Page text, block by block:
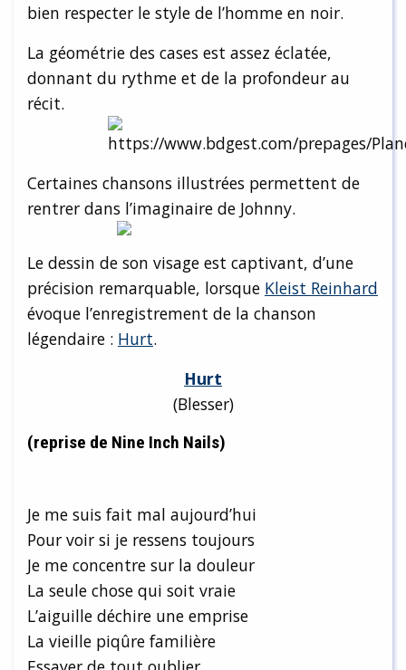
bien respecter le style de l’homme en noir.
La géométrie des cases est assez éclatée,
donnant du rythme et de la profondeur au
récit.
Certaines chansons illustrées permettent de
rentrer dans l’imaginaire de Johnny.
Le dessin de son visage est captivant, d’une
précision remarquable, lorsque Kleist Reinhard
évoque l’enregistrement de la chanson
légendaire : Hurt.
Hurt
(Blesser)
(reprise de Nine Inch Nails)
Je me suis fait mal aujourd’hui
Pour voir si je ressens toujours
Je me concentre sur la douleur
La seule chose qui soit vraie
L’aiguille déchire une emprise
La vieille piqûre familière